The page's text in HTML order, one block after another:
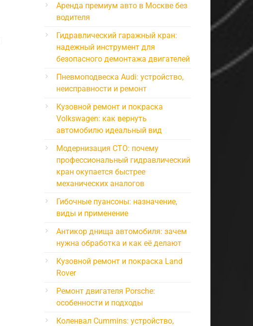
Аренда премиум авто в Москве без
водителя
Гидравлический гаражный кран:
надежный инструмент для
безопасного демонтажа двигателей
Пневмоподвеска Audi: устройство,
неисправности и ремонт
Кузовной ремонт и покраска
Volkswagen: как вернуть
автомобилю идеальный вид
Модернизация СТО: почему
профессиональный гидравлический
кран окупается быстрее
механических аналогов
Гибочные пуансоны: назначение,
виды и применение
Антикор днища автомобиля: зачем
нужна обработка и как её делают
Кузовной ремонт и покраска Land
Rover
Ремонт двигателя Porsche:
особенности и подходы
Коленвал Cummins: устройство,